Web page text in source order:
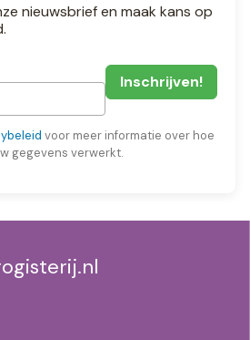
nieuwsbrief en maak kans op
voor meer informatie over hoe
gegevens verwerkt.